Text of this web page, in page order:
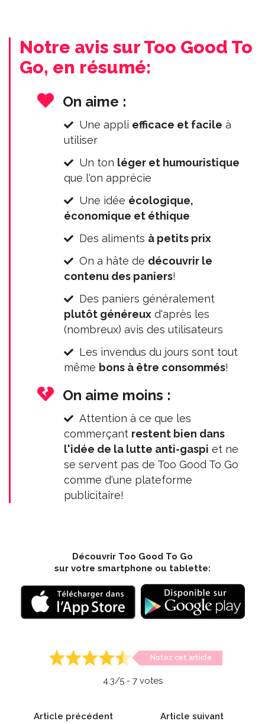
Notre avis sur Too Good To
Go, en résumé:
On aime :
Une appli efficace et facile à
utiliser
Un ton léger et humouristique
que l'on apprécie
Une idée écologique,
économique et éthique
Des aliments à petits prix
On a hâte de découvrir le
contenu des paniers!
Des paniers généralement
plutôt généreux d'après les
(nombreux) avis des utilisateurs
Les invendus du jours sont tout
même bons à être consommés!
On aime moins :
Attention à ce que les
commerçant restent bien dans
l'idée de la lutte anti-gaspi et ne
se servent pas de Too Good To Go
comme d'une plateforme
publicitaire!
Découvrir Too Good To Go
sur votre smartphone ou tablette:
Notez cet article
4.3/5 - 7votes
Article précédent Article suivant